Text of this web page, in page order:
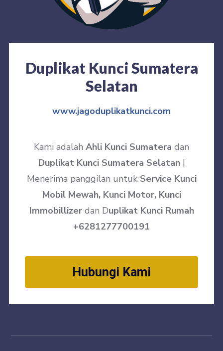
Duplikat Kunci Sumatera
Selatan
www.jagoduplikatkunci.com
Kami adalah Ahli Kunci Sumatera dan
Duplikat Kunci Sumatera Selatan|
Menerima panggilan untuk Service Kunci
Mobil Mewah, Kunci Motor, Kunci
Immobillizerdan Duplikat Kunci Rumah
+6281277700191
Hubungi Kami